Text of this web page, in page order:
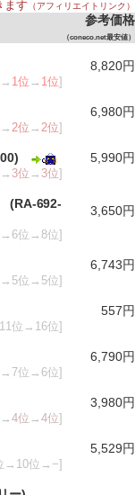
ます （アフィリエイトリンク）
参考価格
（coneco.net最安値）
→ 1位 → 1位]
8,820円
→2位 →2位]
6,980円
3位 → 3位]
5,990円
(RA-692-
→6位→8位]
3,650円
→5位→5位]
6,743円
位→16位]
557円
→7位→6位]
6,790円
→4位 →4位]
3,980円
→10位→−]
5,529円